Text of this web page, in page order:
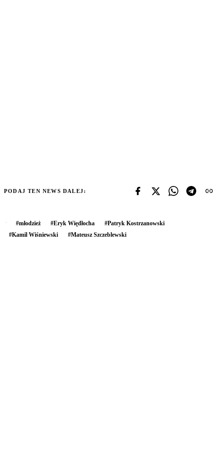
PODAJ TEN NEWS DALEJ:
#młodzież #Eryk Więdłocha #Patryk Kostrzanowski
#Kamil Wiśniewski #Mateusz Szczeblewski